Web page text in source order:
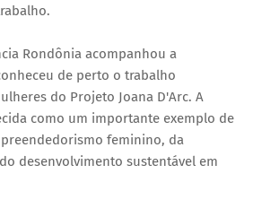
Rondônia acompanhou a
de perto o trabalho
do Projeto Joana D'Arc. A
como um importante exemplo de
feminino, da
desenvolvimento sustentável em